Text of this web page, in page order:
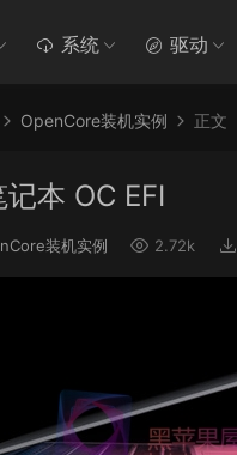
系统 驱动
OpenCore装机实例 正文
本 OC EFI
装机实例 2.72k